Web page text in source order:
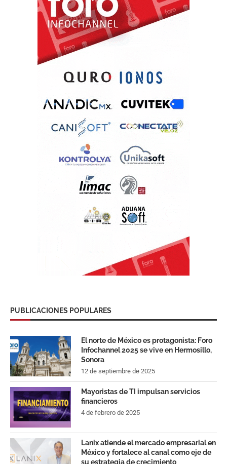
PUBLICACIONES POPULARES
El norte de México es protagonista: Foro
Infochannel 2025 se vive en Hermosillo,
Sonora
12 de septiembre de 2025
Mayoristas de TI impulsan servicios
financieros
4 de febrero de 2025
Lanix atiende el mercado empresarial en
México y fortalece al canal como eje de
su estrategia de crecimiento